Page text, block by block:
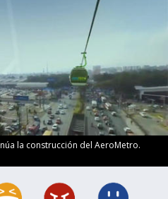
la construcción del AeroMetro.